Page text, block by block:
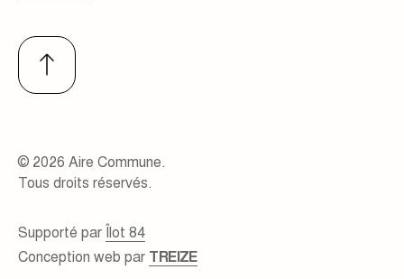
© 2026 Aire Commune.
Tous droits réservés.
Supporté parÎlot 84
Conception web par TREIZE